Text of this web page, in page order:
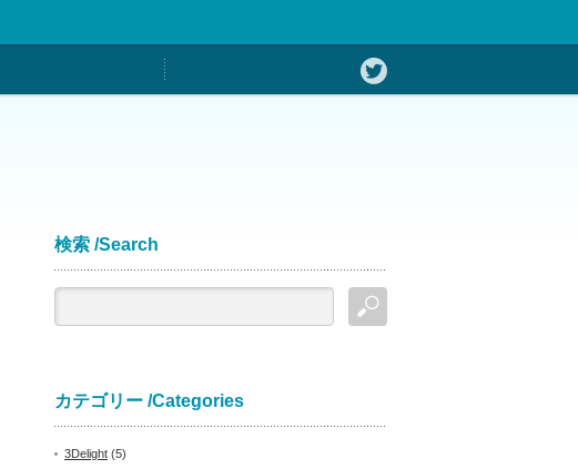
検索 /Search
カテゴリー /Categories
3Delight (5)